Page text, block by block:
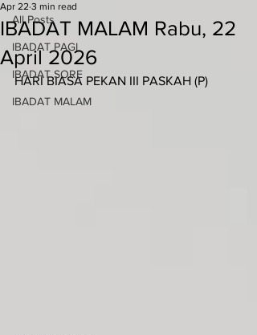
All Posts
IBADAT PAGI
IBADAT SORE
IBADAT MALAM
IBADAT MALAM Rabu, 22
April 2026
Apr 22 3 min read
HARI BIASA PEKAN III PASKAH (P)